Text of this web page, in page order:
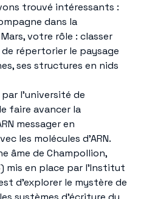
trouvé intéressants :
dans la
votre rôle : classer
répertorier le paysage
ses structures en nids
l’université de
faire avancer la
messager en
les molécules d’ARN.
âme de Champollion,
mis en place par l’Institut
d'explorer le mystère de